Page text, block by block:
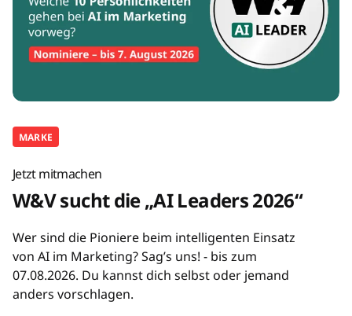
MARKE
Jetzt mitmachen
W&V sucht die „AI Leaders 2026“
Wer sind die Pioniere beim intelligenten Einsatz
von AI im Marketing? Sag’s uns! - bis zum
07.08.2026. Du kannst dich selbst oder jemand
anders vorschlagen.